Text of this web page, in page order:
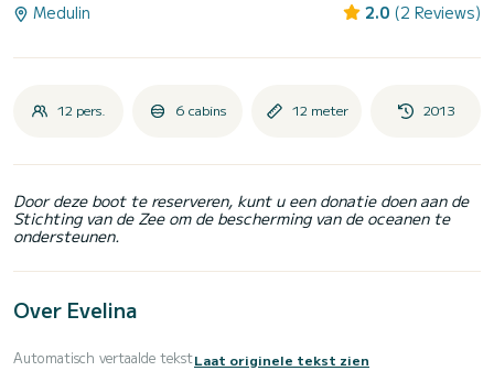
Medulin 2.0 (2 Reviews)
12 pers. 6 cabins 12 meter 2013
Door deze boot te reserveren, kunt u een donatie doen aan de
Stichting van de Zee om de bescherming van de oceanen te
ondersteunen.
Over Evelina
Automatisch vertaalde tekstLaat originele tekst zien